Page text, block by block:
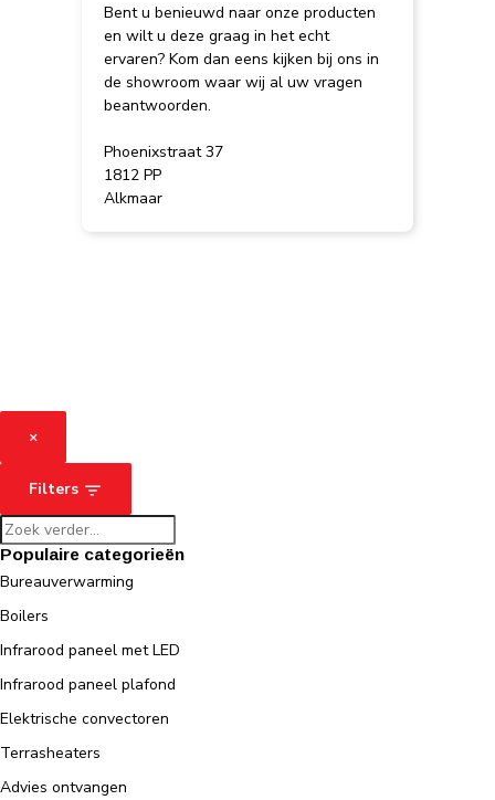
Bent u benieuwd naar onze producten
en wilt u deze graag in het echt
ervaren? Kom dan eens kijken bij ons in
de showroom waar wij al uw vragen
beantwoorden.
Phoenixstraat 37
1812 PP
Alkmaar
×
Filters
Populaire categorieën
Bureauverwarming
Boilers
Infrarood paneel met LED
Infrarood paneel plafond
Elektrische convectoren
Terrasheaters
Advies ontvangen